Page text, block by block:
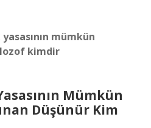
mümkün
kimdir
Mümkün
Düşünür Kim